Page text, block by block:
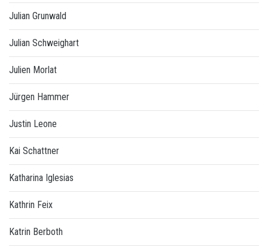
Julian Grunwald
Julian Schweighart
Julien Morlat
Jürgen Hammer
Justin Leone
Kai Schattner
Katharina Iglesias
Kathrin Feix
Katrin Berboth